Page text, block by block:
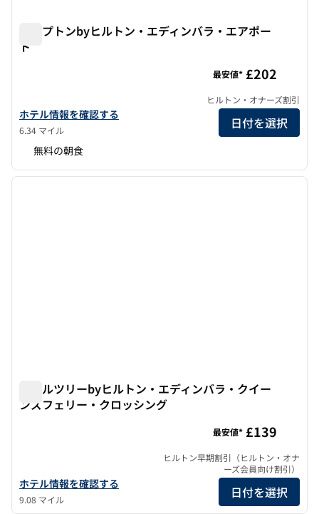
ハンプトンbyヒルトン・エディンバラ・エアポー
ト
ハンプトンbyヒルトン・エディンバラ・エアポートのホテルの詳
ホテル情報を確認する
6.34 マイル
最安値* £202
ヒルトン・オナーズ割引
日付を選択
無料の朝食
1/12
1/12
前の画像 次の
ダブルツリーbyヒルトン・エディンバラ・クイー
ンズフェリー・クロッシング
ダブルツリーbyヒルトン・エディンバラ・クイーンズフェリー・
ホテル情報を確認する
9.08 マイル
最安値* £139
ヒルトン早期割引（ヒルトン・オナ
ーズ会員向け割引）
日付を選択
1/3